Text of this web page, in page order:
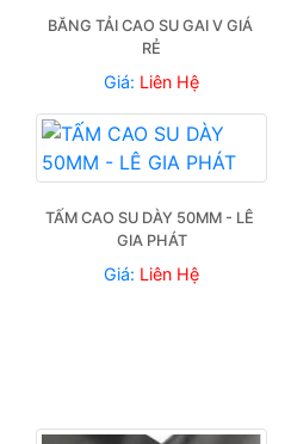
BĂNG TẢI CAO SU GAI V GIÁ
RẺ
Giá: Liên Hệ
TẤM CAO SU DÀY 50MM - LÊ
GIA PHÁT
Giá: Liên Hệ